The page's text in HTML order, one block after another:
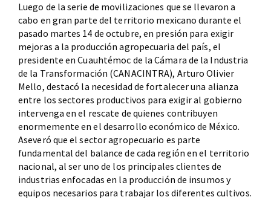
Luego de la serie de movilizaciones que se llevaron a
cabo en gran parte del territorio mexicano durante el
pasado martes 14 de octubre, en presión para exigir
mejoras a la producción agropecuaria del país, el
presidente en Cuauhtémoc de la Cámara de la Industria
de la Transformación (CANACINTRA), Arturo Olivier
Mello, destacó la necesidad de fortalecer una alianza
entre los sectores productivos para exigir al gobierno
intervenga en el rescate de quienes contribuyen
enormemente en el desarrollo económico de México.
Aseveró que el sector agropecuario es parte
fundamental del balance de cada región en el territorio
nacional, al ser uno de los principales clientes de
industrias enfocadas en la producción de insumos y
equipos necesarios para trabajar los diferentes cultivos.